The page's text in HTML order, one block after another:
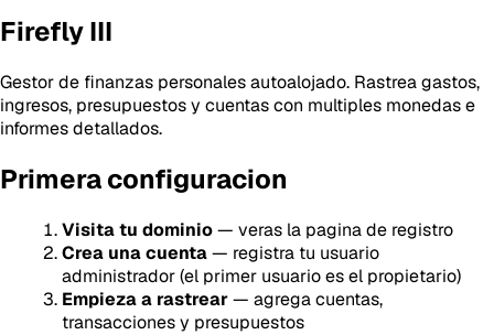
Firefly III
Gestor de finanzas personales autoalojado. Rastrea gastos,
ingresos, presupuestos y cuentas con multiples monedas e
informes detallados.
Primera configuracion
Visita tu dominio— veras la pagina de registro
Crea una cuenta— registra tu usuario
administrador (el primer usuario es el propietario)
Empieza a rastrear— agrega cuentas,
transacciones y presupuestos